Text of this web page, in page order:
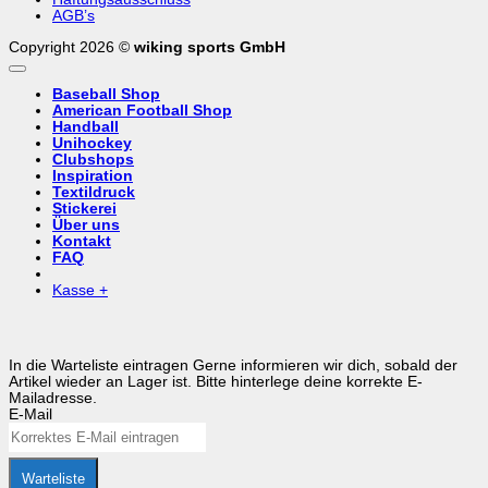
AGB’s
Copyright 2026 © wiking sports GmbH
Baseball Shop
American Football Shop
Handball
Unihockey
Clubshops
Inspiration
Textildruck
Stickerei
Über uns
Kontakt
FAQ
Kasse +
In die Warteliste eintragen Gerne informieren wir dich, sobald der
Artikel wieder an Lager ist. Bitte hinterlege deine korrekte E-
Mailadresse.
E-Mail
Warteliste